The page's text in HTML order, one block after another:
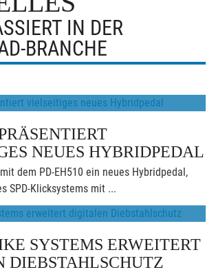
IN DER
BRANCHE
NEUES HYBRIDPEDAL
dem PD-EH510 ein neues Hybridpedal,
SPD-Klicksystems mit ...
SYSTEMS ERWEITERT
DIEBSTAHLSCHUTZ